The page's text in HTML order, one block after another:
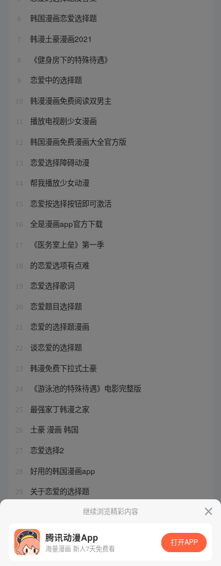
6 韩国漫画恋爱选择题
7 韩漫土豪漫画2021
8 《健身房下的特殊待遇》
9 恋爱中的选择题
10 韩漫漫画免费阅读双男主
播放电视剧少女漫画
12 韩国漫画免费漫画大全官方版
13 恋爱选择障碍动漫
14 帮我播放少女动漫
15 恋爱按选择按钮即可激活
16 全是漫画app官方下载
17 《医务室上垒》第一季
18 的恋爱选项有点难
19 恋爱选择歌词
20 恋爱题目选择题
21 恋爱的选择题漫画
22 谈恋爱的选择题
23 韩漫免费下拉式土豪
24 《游泳池的特殊待遇》电影完整版
25 最强家丁韩漫之家
26 土豪 漫画 韩国
27 恋爱选择2
28 好用的韩国漫画app
29 关于恋爱的选择题
韩国漫画漫画大全亲亲网继续浏览精彩内容
腾讯动漫App
海量漫画 新人7天免费看
打开APP